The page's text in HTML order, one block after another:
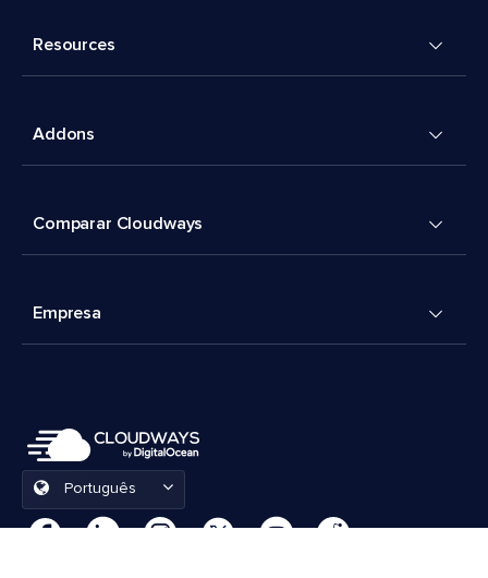
Resources
Addons
Comparar Cloudways
Empresa
Português